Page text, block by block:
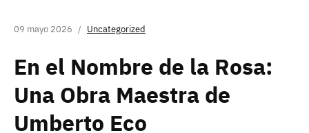
09 mayo 2026 Uncategorized
En el Nombre de la Rosa:
Una Obra Maestra de
Umberto Eco